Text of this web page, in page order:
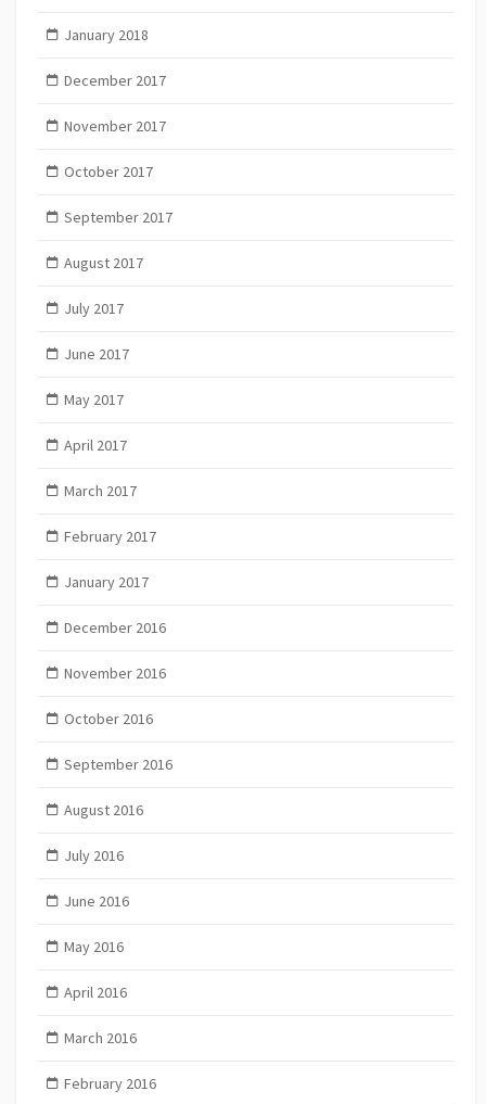
January 2018
December 2017
November 2017
October 2017
September 2017
August 2017
July 2017
June 2017
May 2017
April 2017
March 2017
February 2017
January 2017
December 2016
November 2016
October 2016
September 2016
August 2016
July 2016
June 2016
May 2016
April 2016
March 2016
February 2016